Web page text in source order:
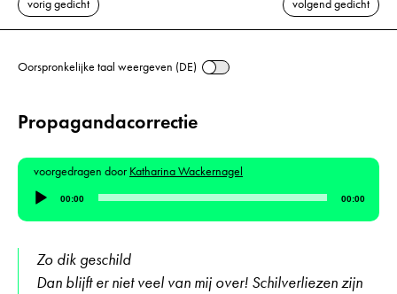
vorig gedicht volgend gedicht
Oorspronkelijke taal weergeven (DE)
Propagandacorrectie
voorgedragen door Katharina Wackernagel
Audiospeler
00:00 00:00
Zo dik geschild
Dan blijft er niet veel van mij over! Schilverliezen zijn